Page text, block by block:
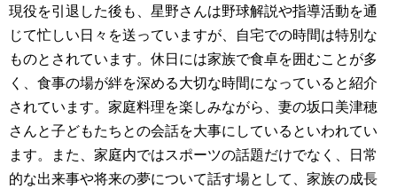
現役を引退した後も、星野さんは野球解説や指導活動を通
じて忙しい日々を送っていますが、自宅での時間は特別な
ものとされています。休日には家族で食卓を囲むことが多
く、食事の場が絆を深める大切な時間になっていると紹介
されています。家庭料理を楽しみながら、妻の坂口美津穂
さんと子どもたちとの会話を大事にしているといわれてい
ます。また、家庭内ではスポーツの話題だけでなく、日常
的な出来事や将来の夢について話す場として、家族の成長